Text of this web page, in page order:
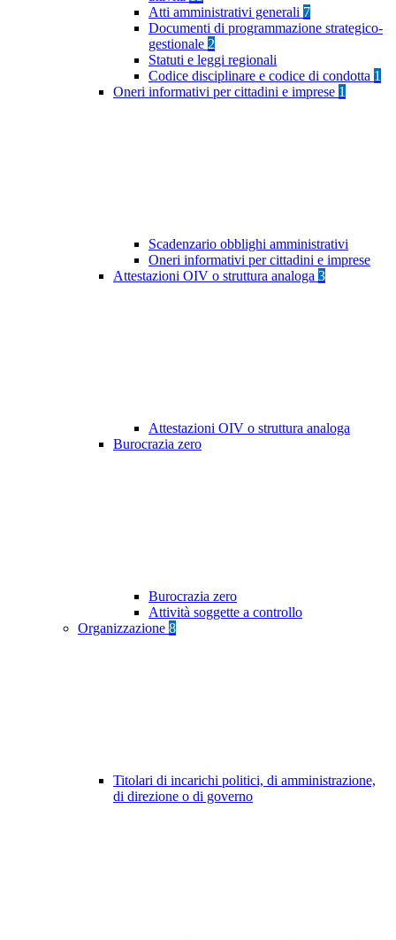
Atti amministrativi generali 7
Documenti di programmazione strategico-
gestionale 2
Statuti e leggi regionali
Codice disciplinare e codice di condotta 1
Oneri informativi per cittadini e imprese 1
Scadenzario obblighi amministrativi
Oneri informativi per cittadini e imprese
Attestazioni OIV o struttura analoga 3
Attestazioni OIV o struttura analoga
Burocrazia zero
Burocrazia zero
Attività soggette a controllo
Organizzazione 8
Titolari di incarichi politici, di amministrazione,
di direzione o di governo